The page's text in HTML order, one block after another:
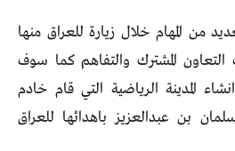
من المهام خلال زيارة للعراق منها
المشترك والتفاهم كما سوف
المدينة الرياضية التي قام خادم
بن عبدالعزيز باهدائها للعراق